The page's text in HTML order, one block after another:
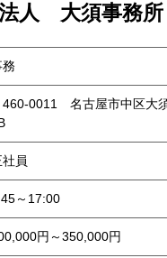
人 大須事務所
460-0011 名古屋市中区大
社員
～17:00
円～350,000円